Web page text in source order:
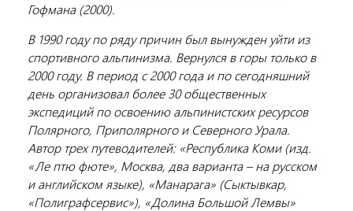
Гофмана (2000).
В 1990 году по ряду причин был вынужден уйти из
спортивного альпинизма. Вернулся в горы только в
2000 году. В период с 2000 года и по сегодняшний
день организовал более 30 общественных
экспедиций по освоению альпинистских ресурсов
Полярного, Приполярного и Северного Урала.
Автор трех путеводителей: «Республика Коми (изд.
«Ле птю фюте», Москва, два варианта – на русском
и английском языке), «Манарага» (Сыктывкар,
«Полиграфсервис»), «Долина Большой Лемвы»